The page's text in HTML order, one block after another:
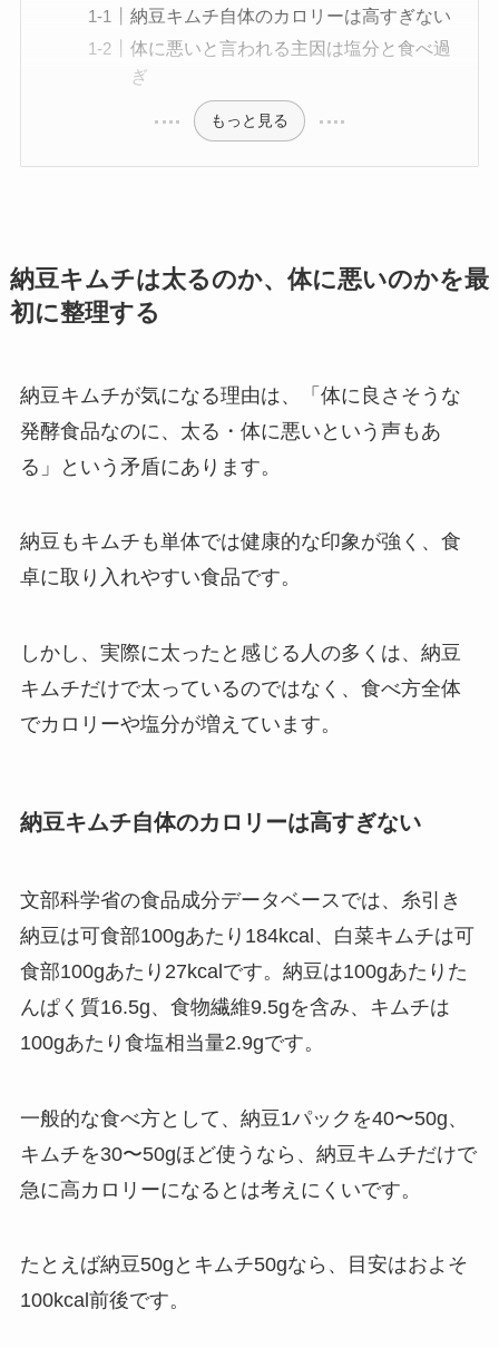
納豆キムチ自体のカロリーは高すぎない
体に悪いと言われる主因は塩分と食べ過
ぎ
もっと見る
納豆キムチは太るのか、体に悪いのかを最
初に整理する
納豆キムチが気になる理由は、「体に良さそうな
発酵食品なのに、太る・体に悪いという声もあ
る」という矛盾にあります。
納豆もキムチも単体では健康的な印象が強く、食
卓に取り入れやすい食品です。
しかし、実際に太ったと感じる人の多くは、納豆
キムチだけで太っているのではなく、食べ方全体
でカロリーや塩分が増えています。
納豆キムチ自体のカロリーは高すぎない
文部科学省の食品成分データベースでは、糸引き
納豆は可食部100gあたり184kcal、白菜キムチは可
食部100gあたり27kcalです。納豆は100gあたりた
んぱく質16.5g、食物繊維9.5gを含み、キムチは
100gあたり食塩相当量2.9gです。
一般的な食べ方として、納豆1パックを40〜50g、
キムチを30〜50gほど使うなら、納豆キムチだけで
急に高カロリーになるとは考えにくいです。
たとえば納豆50gとキムチ50gなら、目安はおよそ
100kcal前後です。